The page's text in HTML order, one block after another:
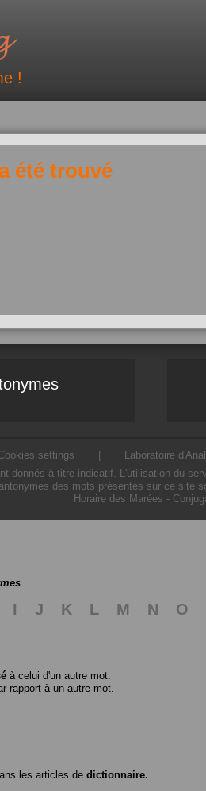
!
été trouvé
settings Laboratoire
donnés à titre indicatif. L'utilisation du
des mots présentés sur ce site
Horaire des Marées -
I J K L M N O
à celui d'un autre mot.
rapport à un autre mot.
les articles de dictionnaire.